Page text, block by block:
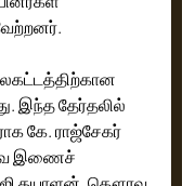
இந்த தேர்தலில்
கே. ராஜ்சேகர்
இணைச்